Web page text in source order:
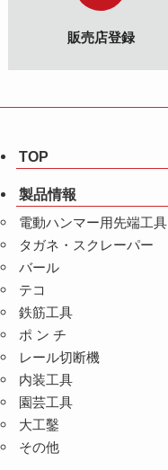
販売店登録
TOP
製品情報
電動ハンマー用先端工具
タガネ・スクレーパー
バール
テコ
鉄筋工具
ポ ン チ
レール切断機
内装工具
園芸工具
大工鑿
その他